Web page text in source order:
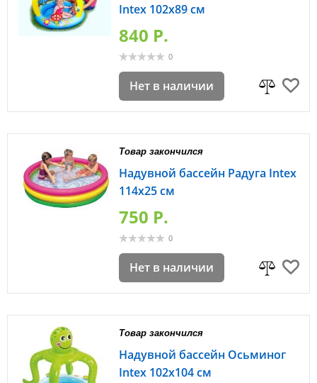
Intex 102х89 см
840 P.
0
Нет в наличии
Товар закончился
Надувной бассейн Радуга Intex
114х25 см
750 P.
0
Нет в наличии
Товар закончился
Надувной бассейн Осьминог
Intex 102х104 см